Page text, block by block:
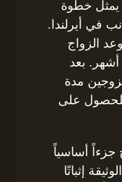
يمثل خطوة
في أيرلندا.
الزواج
أشهر. بعد
مدة
على
أساسياً
إثباتًا